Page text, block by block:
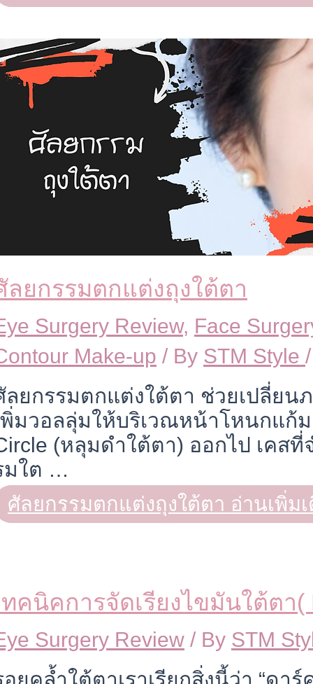
ลยกรรมตกแต่งถุงใต้ตา
Surgery Review, Face
Make-up / By STM Style
ลยกรรมตกแต่งใต้ตา ช่วยเปลี่ย
พิ่มวอลลุ่มให้บริเวณหน้าโหนกแก้
(หลุมดำใต้ตา) ออกไป เคสที่
มใต …
ศัลยกรรมตกแต่งถุงใต้ตา อ่านเพิ่ม
ทคนิคการจัดเรียงไขมันใต้ตา(
Surgery Review / By STM